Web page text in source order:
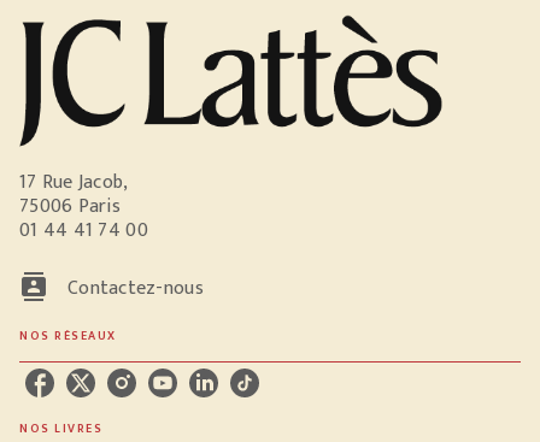
17 Rue Jacob,
75006 Paris
01 44 41 74 00
contacts Contactez-nous
NOS RÉSEAUX
NOS LIVRES